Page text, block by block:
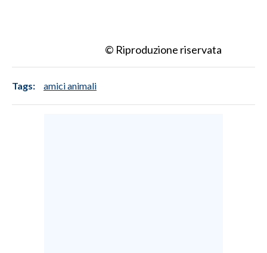
© Riproduzione riservata
Tags: amici animali